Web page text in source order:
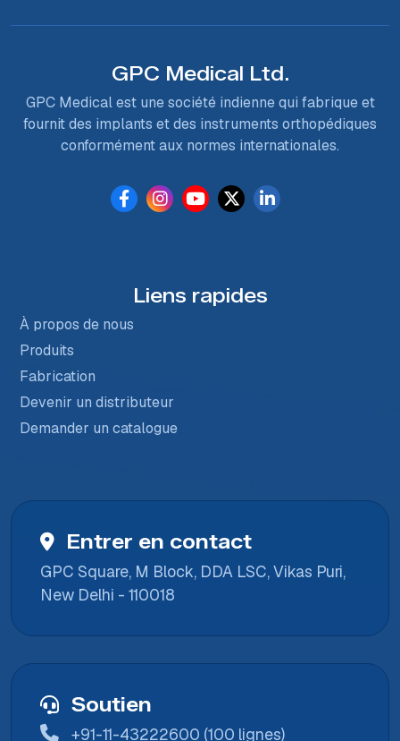
GPC Medical Ltd.
GPC Medical est une société indienne qui fabrique et
fournit des implants et des instruments orthopédiques
conformément aux normes internationales.
Liens rapides
À propos de nous
Produits
Fabrication
Devenir un distributeur
Demander un catalogue
Entrer en contact
GPC Square, M Block, DDA LSC, Vikas Puri,
New Delhi - 110018
Soutien
+91-11-43222600 (100 lignes)